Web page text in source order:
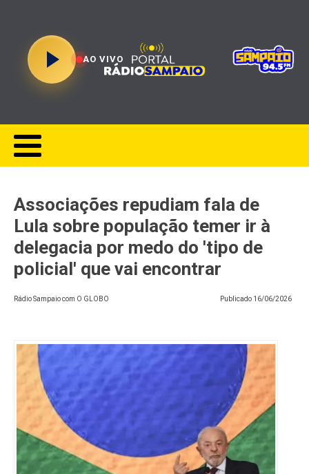
AO VIVO
Associações repudiam fala de
Lula sobre população temer ir à
delegacia por medo do 'tipo de
policial' que vai encontrar
Rádio Sampaio com O GLOBO Publicado 16/06/2026